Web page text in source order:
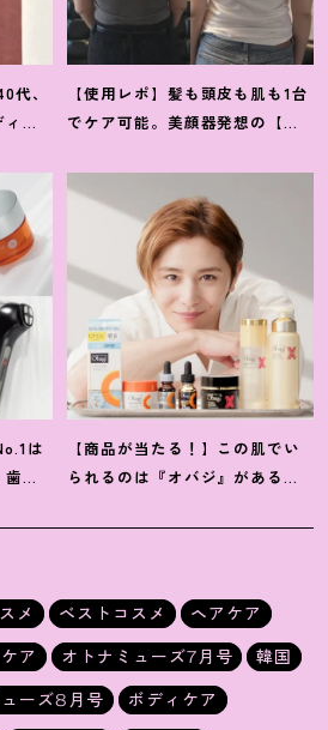
代、
ク
【使用レポ】髪も頭皮も肌も1台
でケア可能。美顔器発想の【ス
ヤーがかなり優秀！
は
磨
【商品が当たる ！ 】この肌でい
られるのは『オバジ』があるか
バジレシピ」
メ ベストコスメ
ヘアケア
ア オトナミューズ7月号
韓国
ーズ8月号
ボディケア